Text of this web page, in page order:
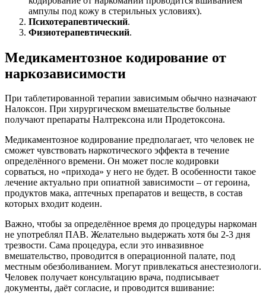
ампулы под кожу в стерильных условиях).
Психотерапевтический.
Физиотерапевтический.
Медикаментозное кодирование от
наркозависимости
При таблетированной терапии зависимым обычно назначают
Налоксон. При хирургическом вмешательстве больные
получают препараты Налтрексона или Продетоксона.
Медикаментозное кодирование предполагает, что человек не
сможет чувствовать наркотического эффекта в течение
определённого времени. Он может после кодировки
сорваться, но «прихода» у него не будет. В особенности такое
лечение актуально при опиатной зависимости – от героина,
продуктов мака, аптечных препаратов и веществ, в состав
которых входит кодеин.
Важно, чтобы за определённое время до процедуры наркоман
не употреблял ПАВ. Желательно выдержать хотя бы 2-3 дня
трезвости. Сама процедура, если это инвазивное
вмешательство, проводится в операционной палате, под
местным обезболиванием. Могут привлекаться анестезиологи.
Человек получает консультацию врача, подписывает
документы, даёт согласие, и проводится вшивание: